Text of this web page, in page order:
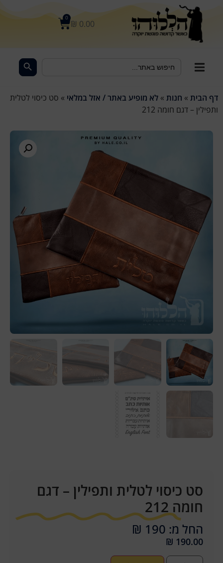
₪ 0.00
0
for:
דף הבית » חנות » לא מופיע באתר / אזל במלאי » סט כיסוי לטלית
ותפילין – דגם חומה 212
סט כיסוי לטלית ותפילין – דגם
חומה 212
החל מ: 190 ₪
₪ 190.00